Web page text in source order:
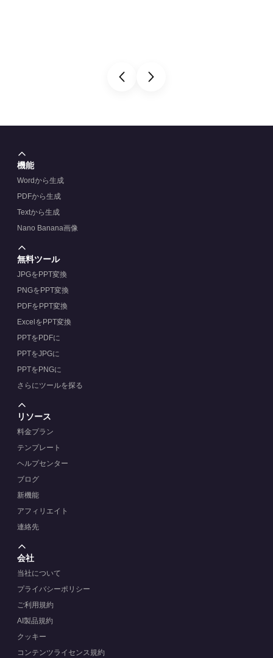
機能
Wordから生成
PDFから生成
Textから生成
Nano Banana画像
無料ツール
JPGをPPT変換
PNGをPPT変換
PDFをPPT変換
ExcelをPPT変換
PPTをPDFに
PPTをJPGに
PPTをPNGに
さらにツールを探る
リソース
料金プラン
テンプレート
ヘルプセンター
ブログ
新機能
アフィリエイト
連絡先
会社
当社について
プライバシーポリシー
ご利用規約
AI製品規約
クッキー
コンテンツライセンス規約